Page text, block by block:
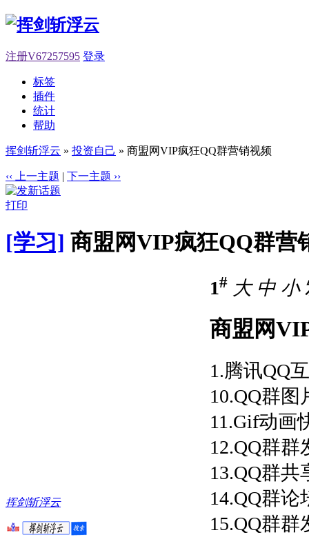
注册V67257595 登录
标签
插件
统计
帮助
挥剑斩浮云 » 投资自己 » 商盟网VIP疯狂QQ群营销视频
‹‹ 上一主题 | 下一主题 ››
打印
[学习] 商盟网VIP疯狂QQ群营
挥剑斩浮云
1# 大 中 小
商盟网
1.腾讯QQ
10.QQ群
11.Gif动画
12.QQ群群
13.QQ群共
14.QQ群论
15.QQ群